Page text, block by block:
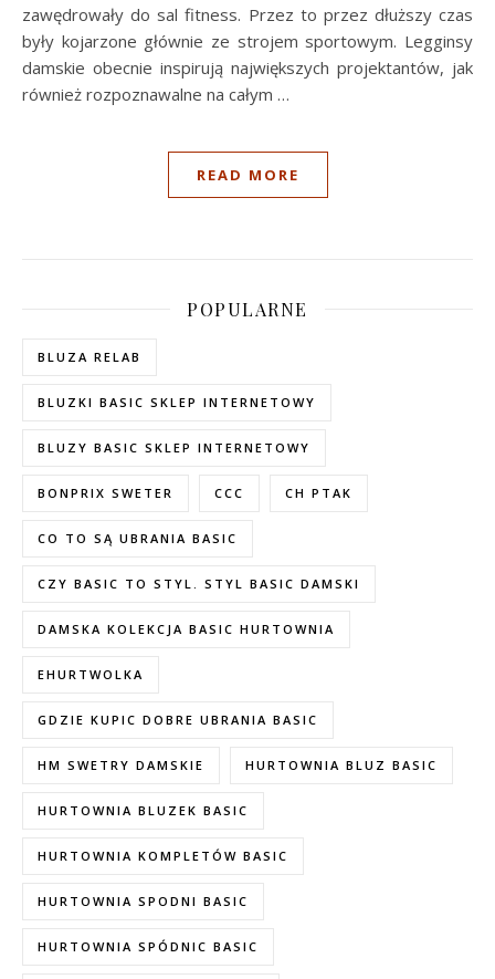
zawędrowały do sal fitness. Przez to przez dłuższy czas
były kojarzone głównie ze strojem sportowym. Legginsy
damskie obecnie inspirują największych projektantów, jak
również rozpoznawalne na całym …
READ MORE
POPULARNE
BLUZA RELAB
BLUZKI BASIC SKLEP INTERNETOWY
BLUZY BASIC SKLEP INTERNETOWY
BONPRIX SWETER CCC CH PTAK
CO TO SĄ UBRANIA BASIC
CZY BASIC TO STYL. STYL BASIC DAMSKI
DAMSKA KOLEKCJA BASIC HURTOWNIA
EHURTWOLKA
GDZIE KUPIC DOBRE UBRANIA BASIC
HM SWETRY DAMSKIE HURTOWNIA BLUZ BASIC
HURTOWNIA BLUZEK BASIC
HURTOWNIA KOMPLETÓW BASIC
HURTOWNIA SPODNI BASIC
HURTOWNIA SPÓDNIC BASIC